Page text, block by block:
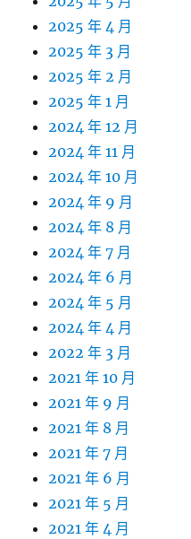
2025 年 4 月
2025 年 3 月
2025 年 2 月
2025 年 1 月
2024 年 12 月
2024 年 11 月
2024 年 10 月
2024 年 9 月
2024 年 8 月
2024 年 7 月
2024 年 6 月
2024 年 5 月
2024 年 4 月
2022 年 3 月
2021 年 10 月
2021 年 9 月
2021 年 8 月
2021 年 7 月
2021 年 6 月
2021 年 5 月
2021 年 4 月